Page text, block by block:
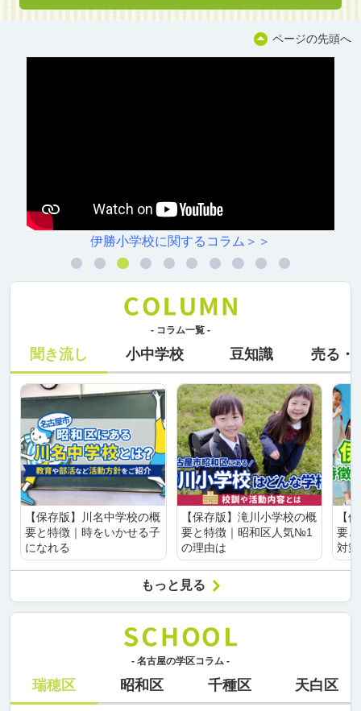
ページの先頭へ
伊勝小学校に関するコラム＞＞
- コラム一覧 -
聞き流し 小中学校 豆知識 売る・
【保存版】川名中学校の概
要と特徴｜時をいかせる子
になれる
【保存版】滝川小学校の概
要と特徴｜昭和区人気№1
の理由は
【
要
対
もっと見る
- 名古屋の学区コラム -
瑞穂区 昭和区 千種区 天白区